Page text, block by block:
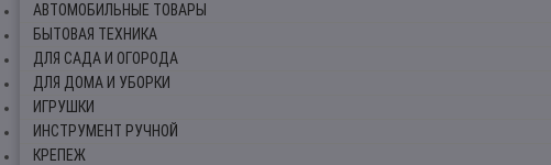
АВТОМОБИЛЬНЫЕ ТОВАРЫ
БЫТОВАЯ ТЕХНИКА
ДЛЯ САДА И ОГОРОДА
ДЛЯ ДОМА И УБОРКИ
ИГРУШКИ
ИНСТРУМЕНТ РУЧНОЙ
КРЕПЕЖ